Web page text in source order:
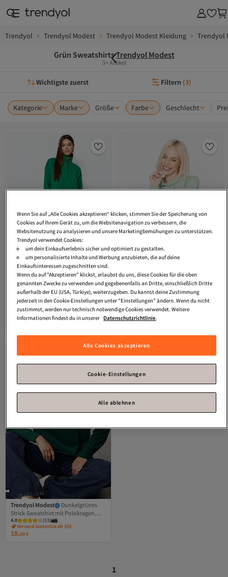
Trendyol Trendyol Modest Trendyol Modest Kleidung Trendyol
Grün SweatshirtsTrendyol Modest
3+ Artikel
Wichtigste zuerst Filtern (3)
Kategorie Marke Größe Farbe Geschlecht
Trendyol Modest
Grünes,
übergroßes, mit Reißverschluss
versehenes, detailliertes
Taucher-/Scuba-Strick-Sweatshirt
4.1 ( 110)
Versand kostenlos ab 35€
Trendyol Modest
Mintfarbenes,
detailliertes Scuba-Strick-Sweatshirt
mit Kapuze und Schlitz
TCTAW22TW0163
4.3 (19)
Versand kostenlos ab 35€
Trendyol Modest
Dunkelgrünes
Strick-Sweatshirt mit Polokragen
und Stickerei-Detail
TCTAW23TW00083
4.0 (53)
Versand kostenlos ab 35€
18,80€
1
Wenn Sie auf „Alle Cookies akzeptieren“ klicken, stimmen Sie der Speicherung von
Cookies auf Ihrem Gerät zu, um die Websitenavigation zu verbessern, die
Websitenutzung zu analysieren und unsere Marketingbemühungen zu unterstützen.
Trendyol verwendet Cookies:
um dein Einkaufserlebnis sicher und optimiert zu gestalten.
um personalisierte Inhalte und Werbung anzubieten, die auf deine
Einkaufsinteressen zugeschnitten sind.
Wenn du auf "Akzeptieren" klickst, erlaubst du uns, diese Cookies für die oben
genannten Zwecke zu verwenden und gegebenenfalls an Dritte, einschließlich Dritte
außerhalb der EU (USA, Türkiye), weiterzugeben. Du kannst deine Zustimmung
jederzeit in den Cookie-Einstellungen unter "Einstellungen" ändern. Wenn du nicht
zustimmst, werden nur technisch notwendige Cookies verwendet. Weitere
Informationen findest du in unserer Datenschutzrichtlinie.
Alle Cookies akzeptieren
Cookie-Einstellungen
Alle ablehnen